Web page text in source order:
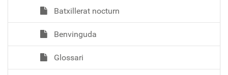
Batxillerat nocturn
Benvinguda
Glossari